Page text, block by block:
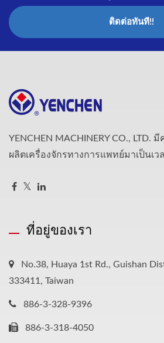
ติดต่อทันที!!
YENCHEN MACHINERY CO., LTD.
ผลิตเครื่องจักรทางการแพทย์มาเป็นเว
ที่อยู่ของเรา
No.38, Huaya 1st Rd., Guishan
333411, Taiwan
886-3-328-9396
886-3-318-4050